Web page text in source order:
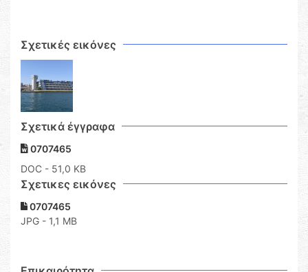
Σχετικές εικόνες
Σχετικά έγγραφα
0707465
DOC - 51,0 KB
Σχετικες εικόνες
0707465
JPG - 1,1 MB